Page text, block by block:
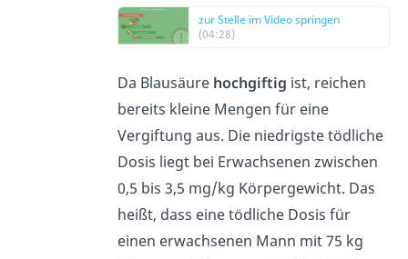
zur Stelle im Video springen
(04:28)
Da Blausäure hochgiftig ist, reichen
bereits kleine Mengen für eine
Vergiftung aus. Die niedrigste tödliche
Dosis liegt bei Erwachsenen zwischen
0,5 bis 3,5 mg/kg Körpergewicht. Das
heißt, dass eine tödliche Dosis für
einen erwachsenen Mann mit 75 kg